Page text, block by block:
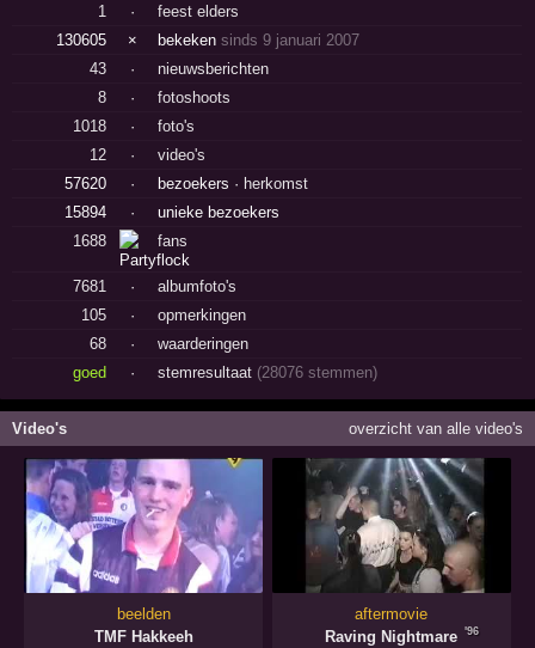
1
·
feest elders
130605
× bekekensinds 9 januari 2007
43
·
nieuwsberichten
8
·
fotoshoots
1018
·
foto's
12
·
video's
57620
· bezoekers · herkomst
15894
·
unieke bezoekers
1688
fans
7681 ·
albumfoto's
105
·
opmerkingen
68
·
waarderingen
goed
· stemresultaat (28076 stemmen)
Video's overzicht van alle video's
beelden
TMF Hakkeeh
aftermovie
Raving Nightmare
'96